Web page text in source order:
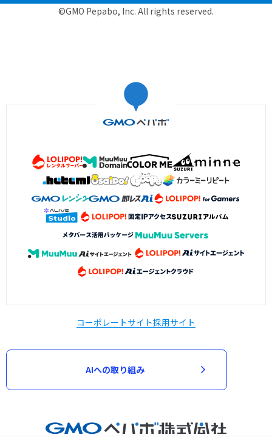
©GMO Pepabo, Inc. All rights reserved.
コーポレートサイト採用サイト
AIへの取り組み